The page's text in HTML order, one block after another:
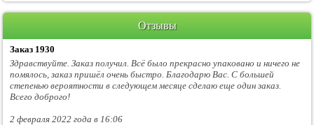
Отзывы
Заказ 1930
Здравствуйте. Заказ получил. Всё было прекрасно упаковано и ничего не
помялось, заказ пришёл очень быстро. Благодарю Вас. С большей
степенью вероятности в следующем месяце сделаю еще один заказ.
Всего доброго!
2 февраля 2022 года в 16:06